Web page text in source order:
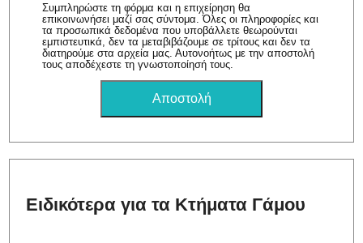
Συμπληρώστε τη φόρμα και η επιχείρηση θα
επικοινωνήσει μαζί σας σύντομα. Όλες οι πληροφορίες και
τα προσωπικά δεδομένα που υποβάλλετε θεωρούνται
εμπιστευτικά, δεν τα μεταβιβάζουμε σε τρίτους και δεν τα
διατηρούμε στα αρχεία μας. Αυτονοήτως με την αποστολή
τους αποδέχεστε τη γνωστοποίησή τους.
Ειδικότερα για τα Κτήματα Γάμου